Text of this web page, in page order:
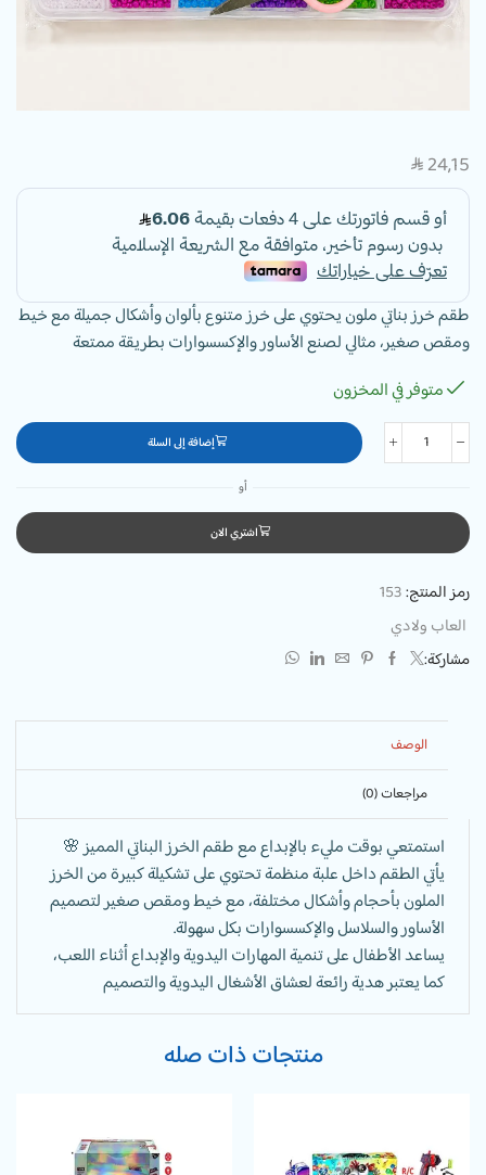
SAR 24,15
طقم خرز بناتي ملون يحتوي على خرز متنوع بألوان وأشكال جميلة مع خيط
ومقص صغير، مثالي لصنع الأساور والإكسسوارات بطريقة ممتعة
متوفر في المخزون
إضافة إلى السلة
أو
اشتري الان
رمز المنتج:153
العاب ولادي
مشاركة:
الوصف
مراجعات (0)
استمتعي بوقت مليء بالإبداع مع طقم الخرز البناتي المميز 🌸
يأتي الطقم داخل علبة منظمة تحتوي على تشكيلة كبيرة من الخرز
الملون بأحجام وأشكال مختلفة، مع خيط ومقص صغير لتصميم
الأساور والسلاسل والإكسسوارات بكل سهولة.
يساعد الأطفال على تنمية المهارات اليدوية والإبداع أثناء اللعب،
كما يعتبر هدية رائعة لعشاق الأشغال اليدوية والتصميم
منتجات ذات صله